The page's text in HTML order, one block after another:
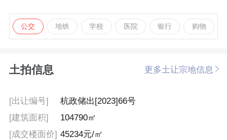
公交 地铁 学校 医院 银行 购物
土拍信息 更多土让宗地信息
[出让编号]
杭政储出[2023]66号
[建筑面积]
104790㎡
[成交楼面价] 45234元/㎡